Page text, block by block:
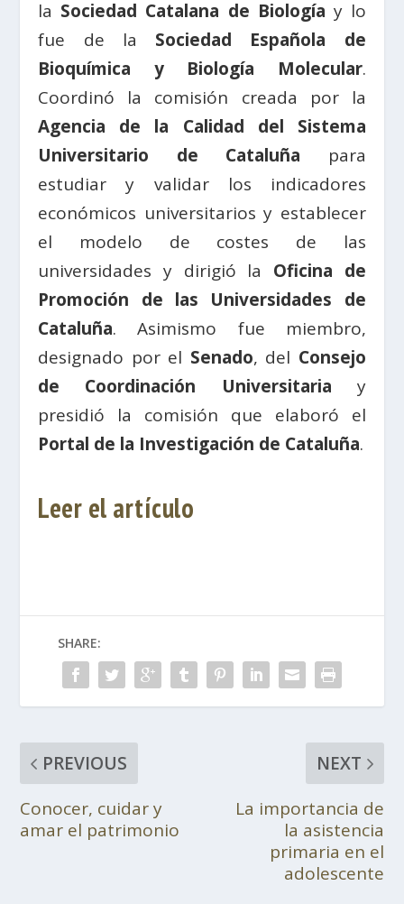
la Sociedad Catalana de Biología y lo
fue de la Sociedad Española de
Bioquímica y Biología Molecular.
Coordinó la comisión creada por la
Agencia de la Calidad del Sistema
Universitario de Cataluña para
estudiar y validar los indicadores
económicos universitarios y establecer
el modelo de costes de las
universidades y dirigió la Oficina de
Promoción de las Universidades de
Cataluña. Asimismo fue miembro,
designado por el Senado, del Consejo
de Coordinación Universitaria y
presidió la comisión que elaboró el
Portal de la Investigación de Cataluña.
Leer el artículo
SHARE:
PREVIOUS
Conocer, cuidar y
amar el patrimonio
NEXT
La importancia de
la asistencia
primaria en el
adolescente